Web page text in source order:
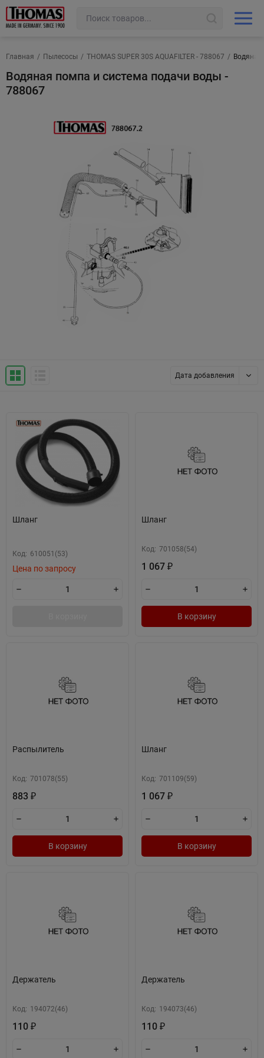
Главная / Пылесосы / THOMAS SUPER 30S AQUAFILTER - 788067 /
Водяная помпа и система подачи воды -
788067
Дата добавления
Шланг
Код: 610051(53)
Цена по запросу
Шланг
Код: 701058(54)
1 067 ₽
В корзину
Распылитель
Код: 701078(55)
883 ₽
В корзину
Шланг
Код: 701109(59)
1 067 ₽
В корзину
Держатель
Код: 194072(46)
110 ₽
Держатель
Код: 194073(46)
110 ₽